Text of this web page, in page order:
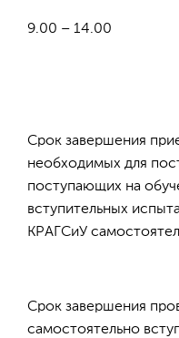
9.00 – 14.00
Срок завершения
необходимых для
поступающих на
вступительных
КРАГСиУ
Срок завершения
самостоятельно